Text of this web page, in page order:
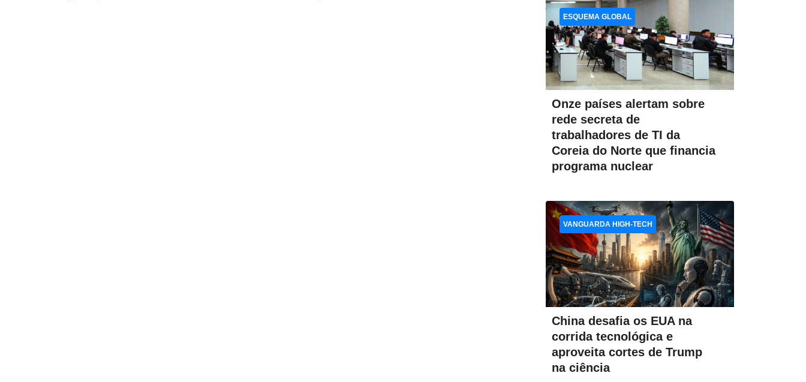
Onze países alertam sobre
rede secreta de
trabalhadores de TI da
Coreia do Norte que financia
programa nuclear
ESQUEMA GLOBAL
China desafia os EUA na
corrida tecnológica e
aproveita cortes de Trump
na ciência
VANGUARDA HIGH-TECH